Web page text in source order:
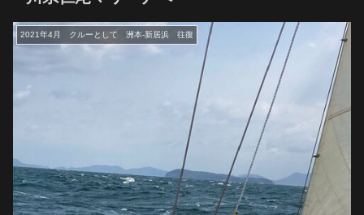
2021年4月 クルーとして 洲本-新居浜 往復